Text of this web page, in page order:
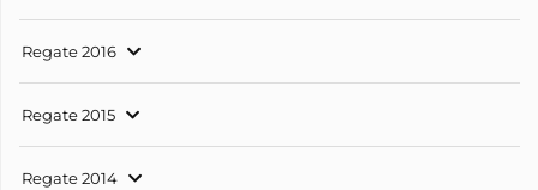
Regate 2016
Regate 2015
Regate 2014